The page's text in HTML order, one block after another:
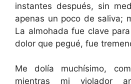
instantes después, sin
apenas un poco de saliva;
La almohada fue clave
dolor que pegué, fue
Me dolía muchísimo,
mientras mi violador